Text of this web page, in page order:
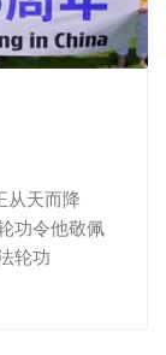
从天而降
功令他敬佩
轮功